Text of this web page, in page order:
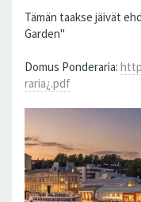
Tämän taakse jäivät
Garden"
Domus Ponderaria:
raria¿.pdf